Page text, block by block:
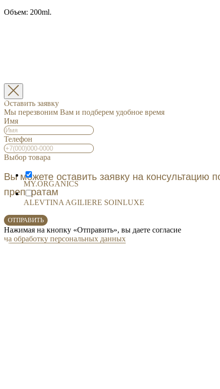
Объем: 200ml.
ОСТАВИТЬ ЗАЯВКУ
Вы можете оставить заявку на консультацию
препаратам
Оставить заявку
Мы перезвоним Вам и подберем удобное время
Имя
Телефон
Выбор товара
MY.ORGANICS
ALEVTINA AGILIERE SOINLUXE
ОТПРАВИТЬ
Нажимая на кнопку «Отправить», вы даете согласие
на обработку персональных данных